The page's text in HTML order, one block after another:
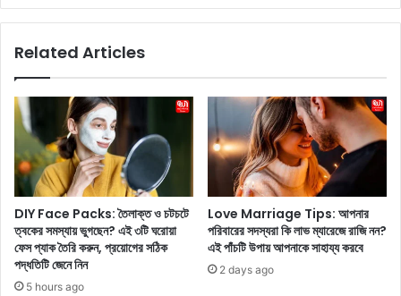
নি
ন্ডা
ম
লা
জি
জ্ঞা
সা
বা
দ
n
m
জা
গ
রে
র
লু
Related Articles
DIY Face Packs: তৈলাক্ত ও চটচটে
ত্বকের সমস্যায় ভুগছেন? এই ৩টি ঘরোয়া
ফেস প্যাক তৈরি করুন, প্রয়োগের সঠিক
পদ্ধতিটি জেনে নিন
5 hours ago
Love Marriage Tips: আপনার
পরিবারের সদস্যরা কি লাভ ম্যারেজে রাজি নন?
এই পাঁচটি উপায় আপনাকে সাহায্য করবে
2 days ago